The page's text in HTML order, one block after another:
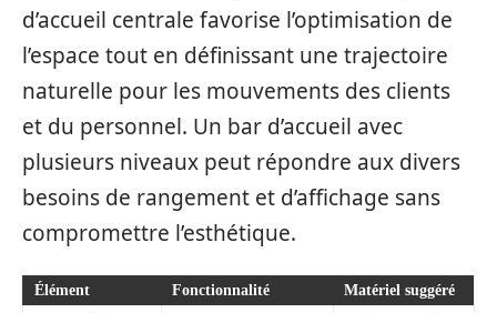
d’accueil centrale favorise l’optimisation de
l’espace tout en définissant une trajectoire
naturelle pour les mouvements des clients
et du personnel. Un bar d’accueil avec
plusieurs niveaux peut répondre aux divers
besoins de rangement et d’affichage sans
compromettre l’esthétique.
Élément Fonctionnalité Matériel suggéré